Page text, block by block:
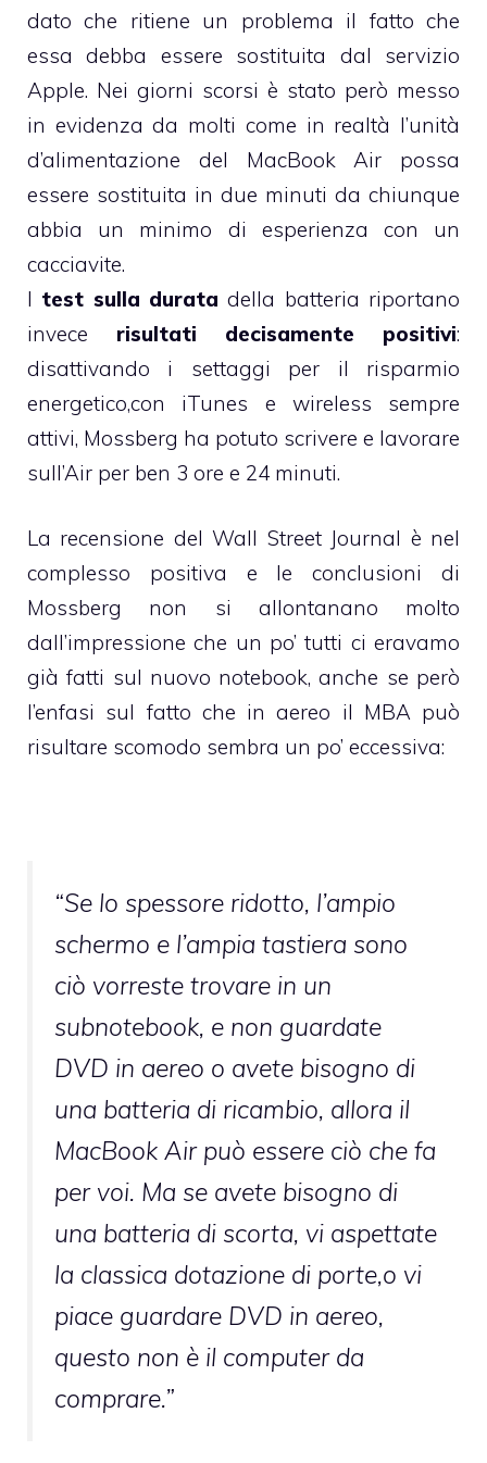
dato che ritiene un problema il fatto che
essa debba essere sostituita dal servizio
Apple. Nei giorni scorsi è stato però messo
in evidenza da molti come in realtà l’unità
d’alimentazione del MacBook Air possa
essere sostituita in due minuti da chiunque
abbia un minimo di esperienza con un
cacciavite.
I test sulla durata della batteria riportano
invece risultati decisamente positivi:
disattivando i settaggi per il risparmio
energetico,con iTunes e wireless sempre
attivi, Mossberg ha potuto scrivere e lavorare
sull’Air per ben 3 ore e 24 minuti.
La recensione del Wall Street Journal è nel
complesso positiva e le conclusioni di
Mossberg non si allontanano molto
dall’impressione che un po’ tutti ci eravamo
già fatti sul nuovo notebook, anche se però
l’enfasi sul fatto che in aereo il MBA può
risultare scomodo sembra un po’ eccessiva:
“Se lo spessore ridotto, l’ampio
schermo e l’ampia tastiera sono
ciò vorreste trovare in un
subnotebook, e non guardate
DVD in aereo o avete bisogno di
una batteria di ricambio, allora il
MacBook Air può essere ciò che fa
per voi. Ma se avete bisogno di
una batteria di scorta, vi aspettate
la classica dotazione di porte,o vi
piace guardare DVD in aereo,
questo non è il computer da
comprare.”